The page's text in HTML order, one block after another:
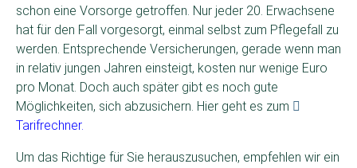
schon eine Vorsorge getroffen. Nur jeder 20. Erwachsene
hat für den Fall vorgesorgt, einmal selbst zum Pflegefall zu
werden. Entsprechende Versicherungen, gerade wenn man
in relativ jungen Jahren einsteigt, kosten nur wenige Euro
pro Monat. Doch auch später gibt es noch gute
Möglichkeiten, sich abzusichern. Hier geht es zum
Tarifrechner.
Um das Richtige für Sie herauszusuchen, empfehlen wir ein